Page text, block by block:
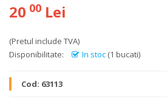
20 00 Lei
(Pretul include TVA)
Disponibilitate:
In stoc (1 bucati)
Cod: 63113